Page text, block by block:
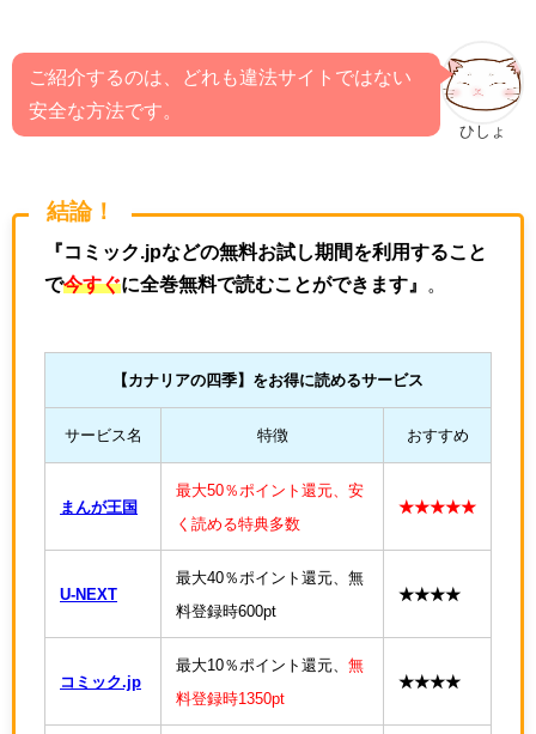
ひしょ
ご紹介するのは、どれも違法サイトではない
安全な方法です。
結論！
『コミック.jpなどの無料お試し期間を利用すること
で今すぐに全巻無料で読むことができます』
【カナリアの四季】をお得に読めるサービス
サービス名 特徴 おすすめ
まんが王国
最大50％ポイント還元、安
く読める特典多数
★★★★★
U-NEXT
最大40％ポイント還元、無
料登録時600pt
★★★★
コミック.jp
最大10％ポイント還元、 無
料登録時1350pt
★★★★